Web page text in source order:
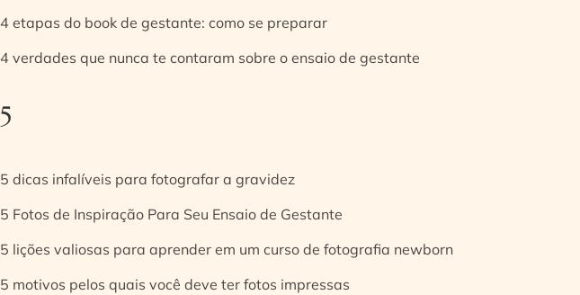
4 etapas do book de gestante: como se preparar
4 verdades que nunca te contaram sobre o ensaio de gestante
5
5 dicas infalíveis para fotografar a gravidez
5 Fotos de Inspiração Para Seu Ensaio de Gestante
5 lições valiosas para aprender em um curso de fotografia newborn
5 motivos pelos quais você deve ter fotos impressas